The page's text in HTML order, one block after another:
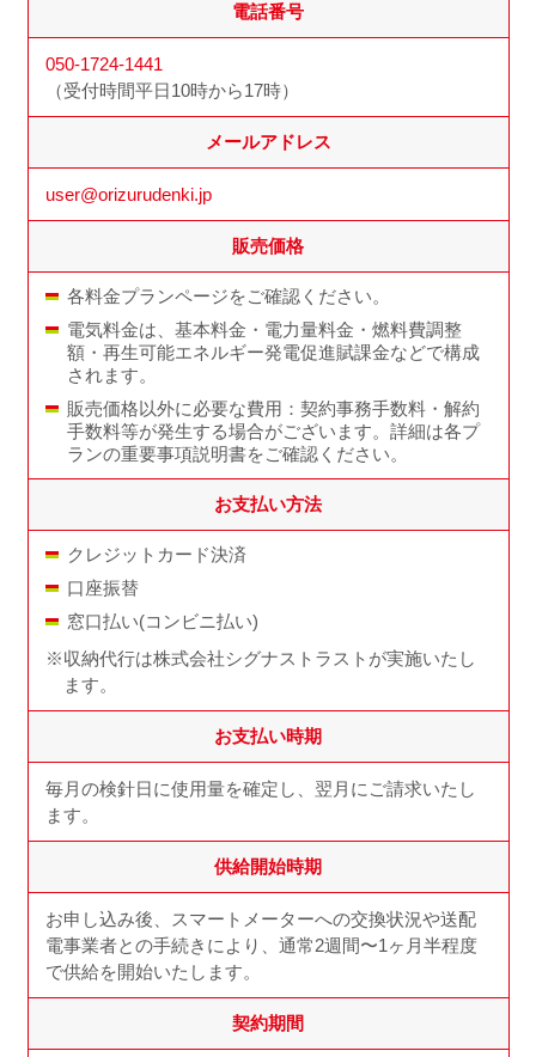
電話番号
050-1724-1441
（受付時間平日10時から17時）
メールアドレス
user@orizurudenki.jp
販売価格
各料金プランページをご確認ください。
電気料金は、基本料金・電力量料金・燃料費調整
額・再生可能エネルギー発電促進賦課金などで構成
されます。
販売価格以外に必要な費用：契約事務手数料・解約
手数料等が発生する場合がございます。詳細は各プ
ランの重要事項説明書をご確認ください。
お支払い方法
クレジットカード決済
口座振替
窓口払い(コンビニ払い)
収納代行は株式会社シグナストラストが実施いたし
ます。
お支払い時期
毎月の検針日に使用量を確定し、翌月にご請求いたし
ます。
供給開始時期
お申し込み後、スマートメーターへの交換状況や送配
電事業者との手続きにより、通常2週間〜1ヶ月半程度
で供給を開始いたします。
契約期間